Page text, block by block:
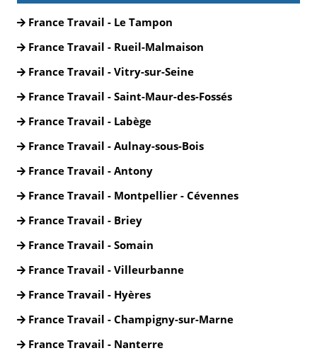
France Travail - Le Tampon
France Travail - Rueil-Malmaison
France Travail - Vitry-sur-Seine
France Travail - Saint-Maur-des-Fossés
France Travail - Labège
France Travail - Aulnay-sous-Bois
France Travail - Antony
France Travail - Montpellier - Cévennes
France Travail - Briey
France Travail - Somain
France Travail - Villeurbanne
France Travail - Hyères
France Travail - Champigny-sur-Marne
France Travail - Nanterre